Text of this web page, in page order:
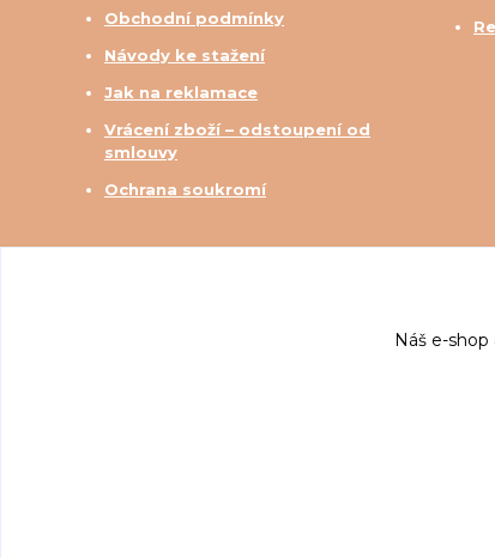
Obchodní podmínky
Návody ke stažení
Jak na reklamace
Vrácení zboží – odstoupení od
smlouvy
Ochrana soukromí
Náš e-